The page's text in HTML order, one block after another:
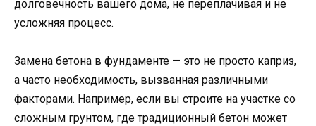
долговечность вашего дома, не переплачивая и не
усложняя процесс.
Замена бетона в фундаменте — это не просто каприз,
а часто необходимость, вызванная различными
факторами. Например, если вы строите на участке со
сложным грунтом, где традиционный бетон может